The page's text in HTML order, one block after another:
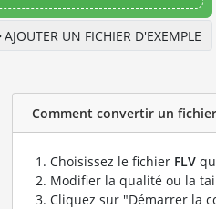
AJOUTER UN FICHIER D'EXEMPLE
Comment convertir un fichier
Choisissez le fichier FLV
Modifier la qualité ou la
Cliquez sur "Démarrer la